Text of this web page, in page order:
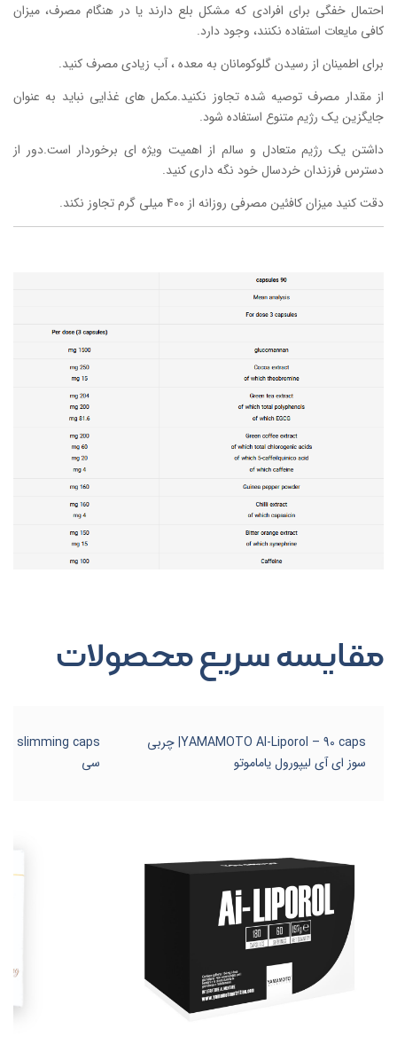
احتمال خفگی برای افرادی که مشکل بلع دارند یا در هنگام مصرف، میزان
کافی مایعات استفاده نکنند، وجود دارد.
برای اطمینان از رسیدن گلوکومانان به معده ، آب زیادی مصرف کنید.
از مقدار مصرف توصیه شده تجاوز نکنید.مکمل های غذایی نباید به عنوان
جایگزین یک رژیم متنوع استفاده شود.
داشتن یک رژیم متعادل و سالم از اهمیت ویژه ای برخوردار است.دور از
دسترس فرزندان خردسال خود نگه داری کنید.
دقت کنید میزان کافئین مصرفی روزانه از 400 میلی گرم تجاوز نکند.
مقایسه سریع محصولات
YAMAMOTO AI-Liporol – 90 caps| چربی
سوز ای آی لیپورول یاماموتو
سی